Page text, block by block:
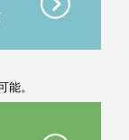
能。